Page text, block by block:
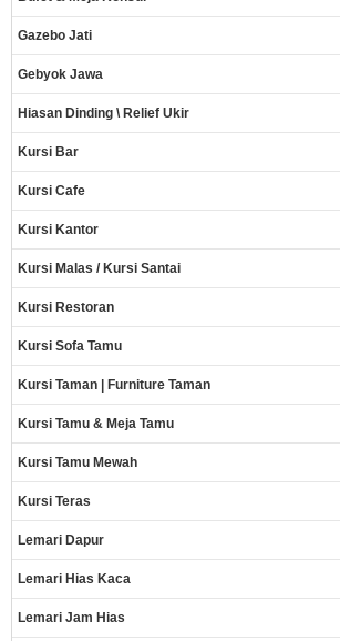
Gazebo Jati
Gebyok Jawa
Hiasan Dinding \ Relief Ukir
Kursi Bar
Kursi Cafe
Kursi Kantor
Kursi Malas / Kursi Santai
Kursi Restoran
Kursi Sofa Tamu
Kursi Taman | Furniture Taman
Kursi Tamu & Meja Tamu
Kursi Tamu Mewah
Kursi Teras
Lemari Dapur
Lemari Hias Kaca
Lemari Jam Hias